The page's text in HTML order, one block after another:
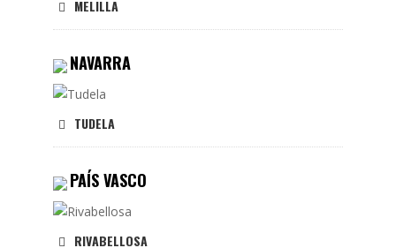
MELILLA
NAVARRA
TUDELA
PAÍS VASCO
RIVABELLOSA